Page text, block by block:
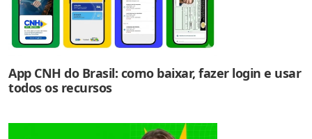
App CNH do Brasil: como baixar, fazer login e usar
todos os recursos